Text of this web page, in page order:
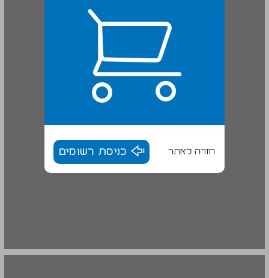
חזרה לאתר כניסת רשומים
פרק ראשון: 'מסוגלות הורית' סיפורם של ילדי משפחת זיו ... 19